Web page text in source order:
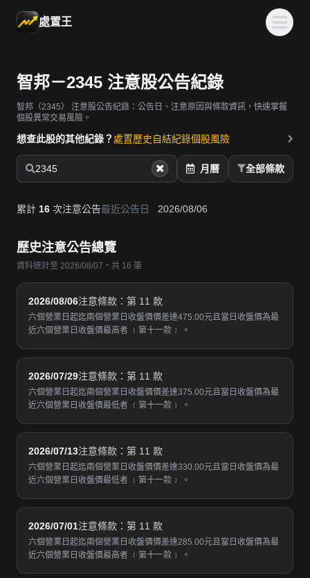
處置王
智邦－2345 注意股公告紀錄
智邦（2345）
注意股公告紀錄：公告日、注意原因與條款資訊，快速掌握
個股異常交易風險。
想查此股的其他紀錄？ 處置歷史自結紀錄個股風險
2345 月曆 全部條款
累計 16 次注意公告最近公告日 2026/08/06
歷史注意公告總覽
資料統計至 2026/08/07・共 16 筆
2026/08/06注意條款：第 11 款
六個營業日起迄兩個營業日收盤價價差達475.00元且當日收盤價為最
近六個營業日收盤價最高者 ﹝第十一款﹞ 。
2026/07/29注意條款：第 11 款
六個營業日起迄兩個營業日收盤價價差達375.00元且當日收盤價為最
近六個營業日收盤價最低者 ﹝第十一款﹞ 。
2026/07/13注意條款：第 11 款
六個營業日起迄兩個營業日收盤價價差達330.00元且當日收盤價為最
近六個營業日收盤價最低者 ﹝第十一款﹞ 。
2026/07/01注意條款：第 11 款
六個營業日起迄兩個營業日收盤價價差達285.00元且當日收盤價為最
近六個營業日收盤價最高者 ﹝第十一款﹞ 。